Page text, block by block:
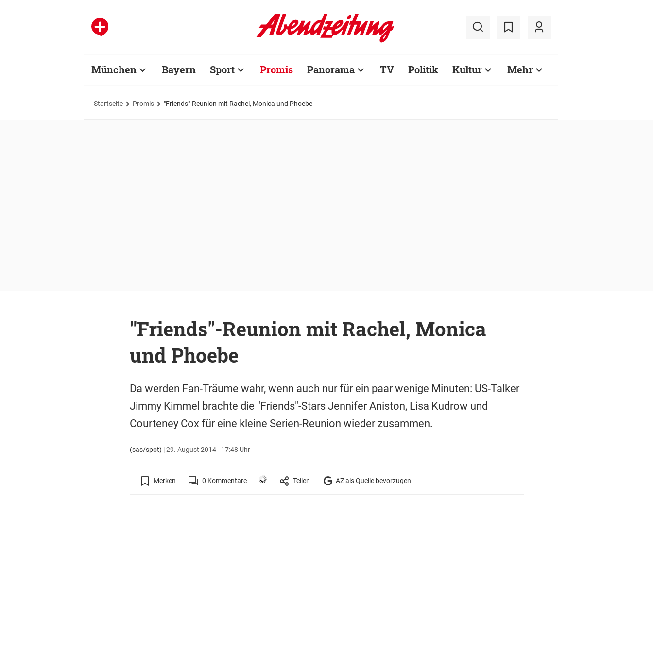
München Bayern Sport Promis Panorama TV Politik Kultur Mehr
Startseite Promis "Friends"-Reunion mit Rachel, Monica und Phoebe
"Friends"-Reunion mit Rachel, Monica
und Phoebe
Da werden Fan-Träume wahr, wenn auch nur für ein paar wenige Minuten: US-Talker
Jimmy Kimmel brachte die "Friends"-Stars Jennifer Aniston, Lisa Kudrow und
Courteney Cox für eine kleine Serien-Reunion wieder zusammen.
(sas/spot) |29. August 2014 - 17:48 Uhr
Merken 0 Kommentare Teilen AZ als Quelle bevorzugen